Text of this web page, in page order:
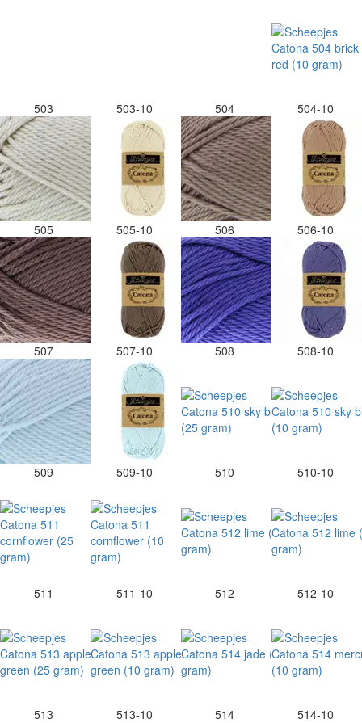
503 503-10 504 504-10
505 505-10 506 506-10
507 507-10 508 508-10
509 509-10 510 510-10
511 511-10 512 512-10
513 513-10 514 514-10